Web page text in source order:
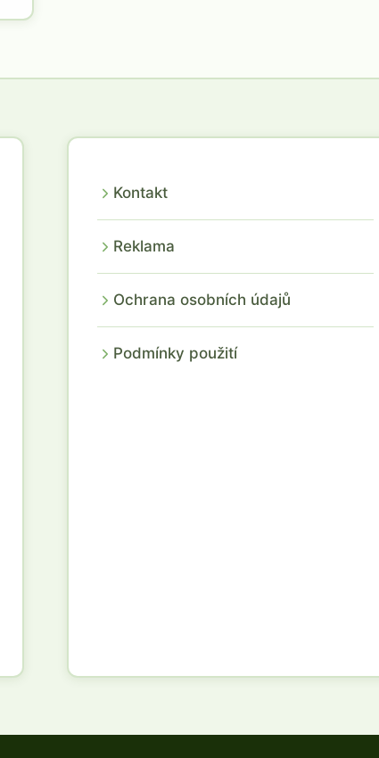
Kontakt
Reklama
Ochrana osobních údajů
Podmínky použití